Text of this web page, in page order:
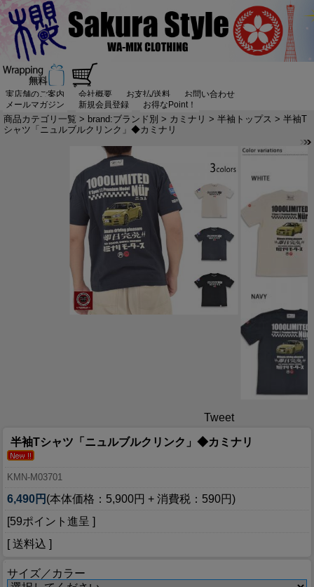
実店舗のご案内 会社概要 お支払/送料
お問い合わせ
メールマガジン
新規会員登録 お得なPoint！
商品カテゴリ一覧 > brand:ブランド別 > カミナリ > 半袖トップス > 半袖T
シャツ「ニュルブルクリンク」◆カミナリ
Tweet
半袖Tシャツ「ニュルブルクリンク」◆カミナリ
KMN-M03701
6,490円 (本体価格：5,900円 + 消費税：590円)
[59ポイント進呈 ]
[ 送料込 ]
サイズ／カラー